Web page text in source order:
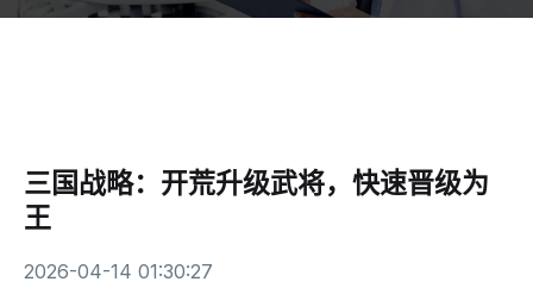
三国战略：开荒升级武将，快速晋级为
王
2026-04-14 01:30:27